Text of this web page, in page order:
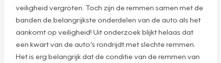
veiligheid vergroten. Toch zijn de remmen samen met de
banden de belangrijkste onderdelen van de auto als het
aankomt op veiligheid! Uit onderzoek blijkt helaas dat
een kwart van de auto’s rondrijdt met slechte remmen.
Het is erg belangrijk dat de conditie van de remmen van